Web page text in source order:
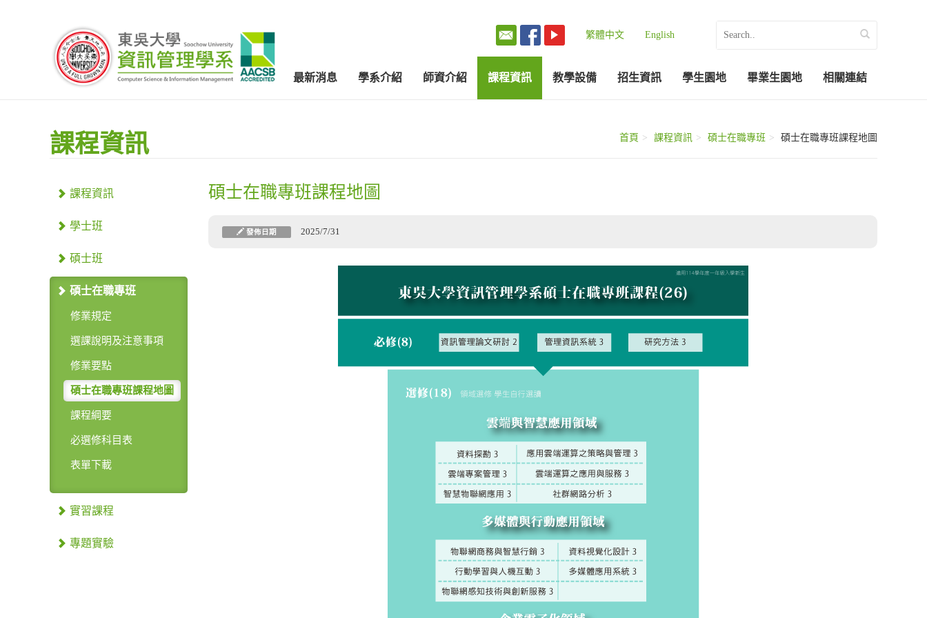
繁體中文 English
最新消息 學系介紹 師資介紹 課程資訊 教學設備 招生資訊 學生園地 畢業生園地 相關連結
課程資訊 首頁 課程資訊 碩士在職專班 碩士在職專班課程地圖
課程資訊
學士班
碩士班
碩士在職專班
修業規定
選課說明及注意事項
修業要點
碩士在職專班課程地圖
課程綱要
必選修科目表
表單下載
實習課程
專題實驗
碩士在職專班課程地圖
發佈日期 2025/7/31